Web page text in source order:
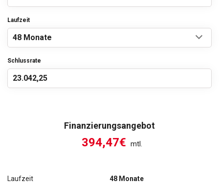
Laufzeit
Schlussrate
Finanzierungsangebot
394,47€ mtl.
Laufzeit 48 Monate